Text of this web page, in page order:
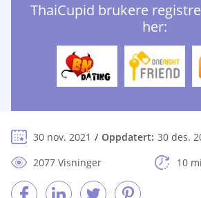
ThaiCupid brukere
her:
30 nov. 2021 Oppdatert: 30 des.
2077 Visninger
10